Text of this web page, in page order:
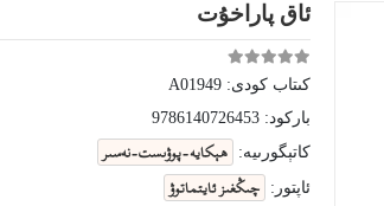
ئاق پاراخۇت
كىتاب كودى: A01949
باركود: 9786140726453
كاتېگورىيە:
ھېكايە-پوۋىست-نەسىر
ئاپتور: چىڭغىز ئايتماتوۋ